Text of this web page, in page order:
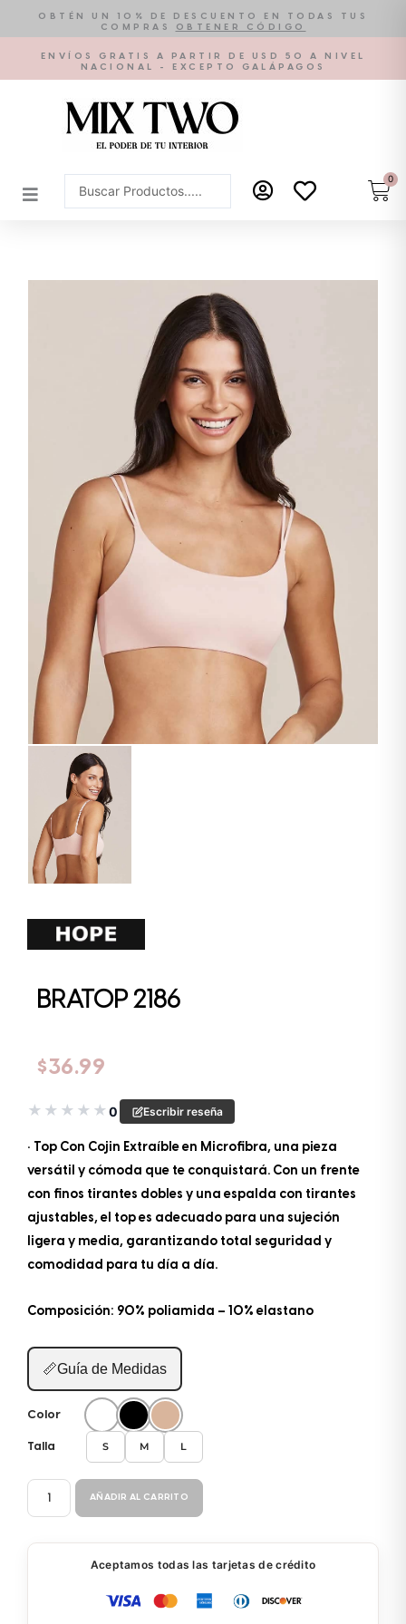
contenido
OBTÉN UN 10% DE DESCUENTO EN TODAS TUS
COMPRAS
OBTENER CÓDIGO
ENVÍOS GRATIS A PARTIR DE USD 50 A NIVEL
NACIONAL - EXCEPTO GALÁPAGOS
Search
...
0
BRATOP 2186
$36.99
★ ★ ★ ★ ★0 Escribir reseña
• Top Con Cojin Extraíble en Microfibra, una pieza
versátil y cómoda que te conquistará. Con un frente
con finos tirantes dobles y una espalda con tirantes
ajustables, el top es adecuado para una sujeción
ligera y media, garantizando total seguridad y
comodidad para tu día a día.
Composición: 90% poliamida – 10% elastano
📏Guía de Medidas
Color
Talla S M L
BRATOP
2186
AÑADIR AL CARRITO
Aceptamos todas las tarjetas de crédito